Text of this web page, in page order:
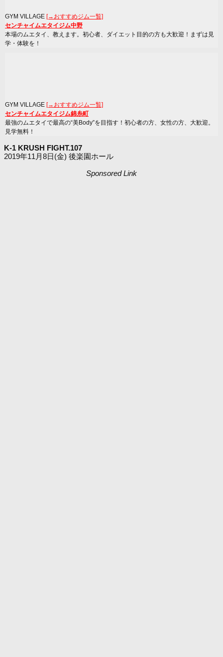
GYM VILLAGE [→おすすめジム一覧]
センチャイムエタイジム中野
本場のムエタイ、教えます。初心者、ダイエット目的の方も大歓迎！まずは見
学・体験を！
GYM VILLAGE [→おすすめジム一覧]
センチャイムエタイジム錦糸町
最強のムエタイで最高の“美Body”を目指す！初心者の方、女性の方、大歓迎。
見学無料！
K-1 KRUSH FIGHT.107
2019年11月8日(金) 後楽園ホール
Sponsored Link